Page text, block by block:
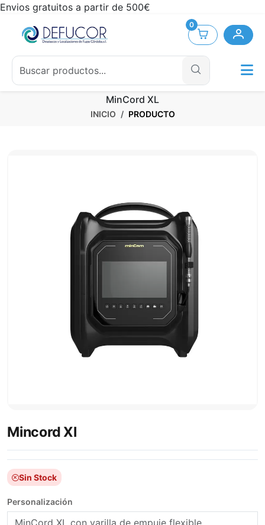
Envios gratuitos a partir de 500€
0
MinCord XL
INICIO PRODUCTO
Mincord Xl
Sin Stock
Personalización